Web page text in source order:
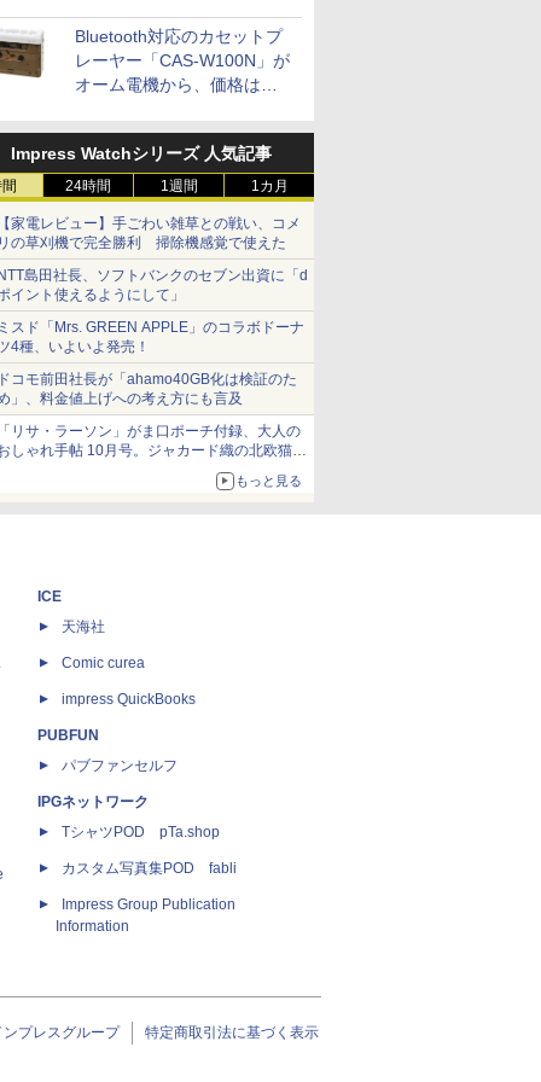
Bluetooth対応のカセットプ
レーヤー「CAS-W100N」が
オーム電機から、価格は
Impress Watchシリーズ 人気記事
24時間 1週間 1カ月
家電レビュー】手ごわい雑草との戦い、コメ
の草刈機で完全勝利 掃除機感覚で使えた
島田社長、ソフトバンクのセブン出資に「d
イント使えるようにして」
スド「Mrs. GREEN APPLE」のコラボドーナ
4種、いよいよ発売！
コモ前田社長が「ahamo40GB化は検証のた
」、料金値上げへの考え方にも言及
リサ・ラーソン」がま口ポーチ付録、大人の
しゃれ手帖 10月号。ジャカード織の北欧猫デ
もっと見る
ICE
天海社
Comic curea
impress QuickBooks
PUBFUN
パブファンセルフ
IPGネットワーク
TシャツPOD pTa.shop
カスタム写真集POD fabli
Impress Group Publication
Information
ンプレスグループ 特定商取引法に基づく表示